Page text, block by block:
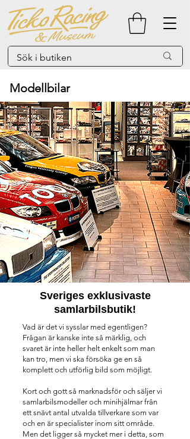
Modellbilar
Sveriges exklusivaste
samlarbilsbutik!
Vad är det vi sysslar med egentligen?
Frågan är kanske inte så märklig, och
svaret är inte heller helt enkelt som man
kan tro, men vi ska försöka ge en så
komplett och utförlig bild som möjligt.
Kort och gott så marknadsför och säljer vi
samlarbilsmodeller och minihjälmar från
ett snävt antal utvalda tillverkare som var
och en är specialister inom sitt område.
Men det ligger så mycket mer i detta, som